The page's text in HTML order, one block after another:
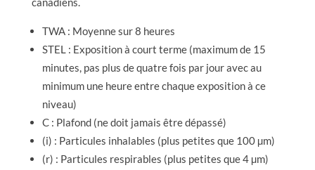
TWA : Moyenne sur 8 heures
STEL : Exposition à court terme (maximum de 15
minutes, pas plus de quatre fois par jour avec au
minimum une heure entre chaque exposition à ce
niveau)
C : Plafond (ne doit jamais être dépassé)
(i) : Particules inhalables (plus petites que 100 µm)
(r) : Particules respirables (plus petites que 4 µm)